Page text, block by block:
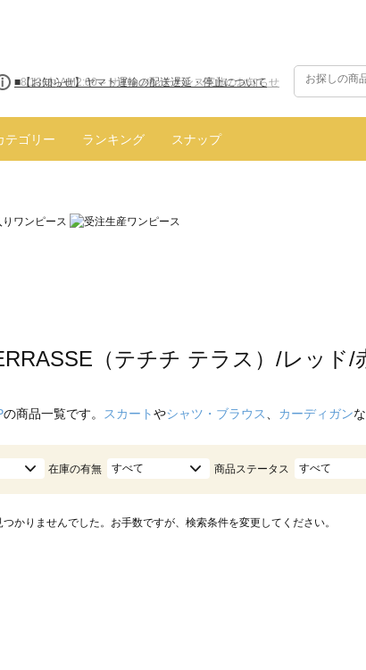
■8/13(木)AM2:00～サイトメンテナンス実施のお知らせ
テゴリー ランキング スナップ
（テチチ テラス）/レッド/
の商品一覧です。 スカートやシャツ・ブラウス カーディガン
在庫の有無 すべて 商品ステータス すべて
かりませんでした。お手数ですが、検索条件を変更してください。